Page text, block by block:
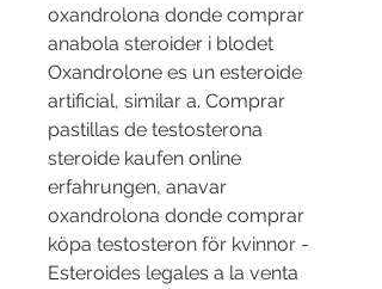
oxandrolona donde comprar
anabola steroider i blodet
Oxandrolone es un esteroide
artificial, similar a. Comprar
pastillas de testosterona
steroide kaufen online
erfahrungen, anavar
oxandrolona donde comprar
köpa testosteron för kvinnor -
Esteroides legales a la venta